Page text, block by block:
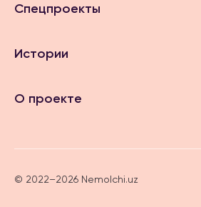
Спецпроекты
Истории
О проекте
© 2022–2026 Nemolchi.uz